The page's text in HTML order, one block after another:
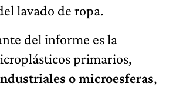
lavado de ropa.
del informe es la
primarios,
o microesferas,